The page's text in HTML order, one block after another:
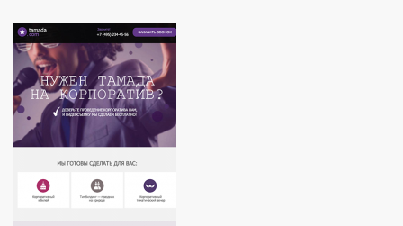
Новости сервиса
Исполнителям
Заказчикам
Полезное